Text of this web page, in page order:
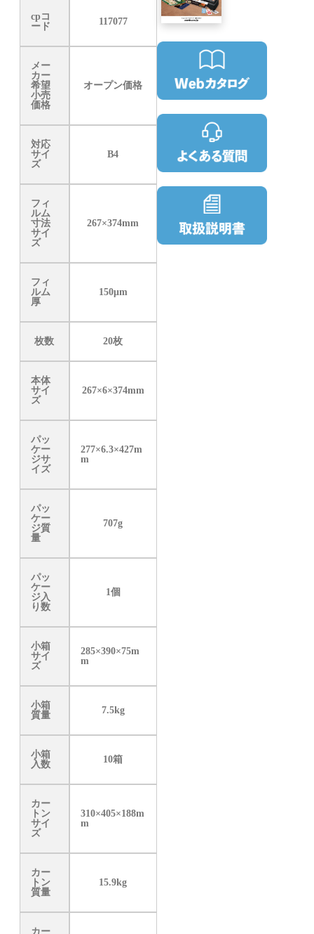
cpコ
ード
117077
メー
カー
希望
小売
価格
オープン価格
対応
サイ
ズ
B4
フィ
ルム
寸法
サイ
ズ
267×374mm
フィ
ルム
厚
150μm
枚数 20枚
本体
サイ
ズ
267×6×374mm
パッ
ケー
ジサ
イズ
277×6.3×427m
m
パッ
ケー
ジ質
量
707g
パッ
ケー
ジ入
り数
1個
小箱
サイ
ズ
285×390×75m
m
小箱
質量
7.5kg
小箱
入数
10箱
カー
トン
サイ
ズ
310×405×188m
m
カー
トン
質量
15.9kg
カー